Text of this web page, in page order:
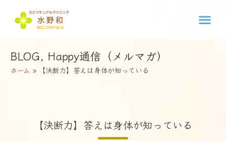
BLOG, Happy通信（メルマガ）
ホーム » 【決断力】答えは身体が知っている
【決断力】答えは身体が知っている